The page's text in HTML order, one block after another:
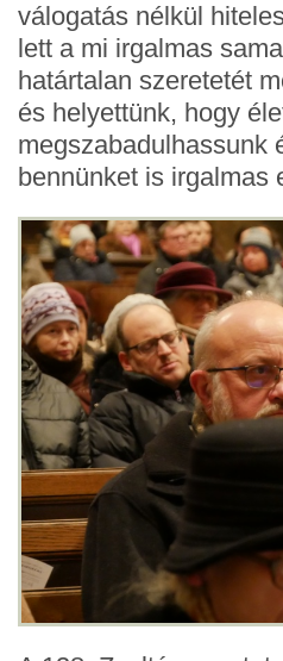
válogatás nélkül
lett a mi irgalmas
határtalan szeretetét
és helyettünk, hogy
megszabadulhassunk
bennünket is irgalmas